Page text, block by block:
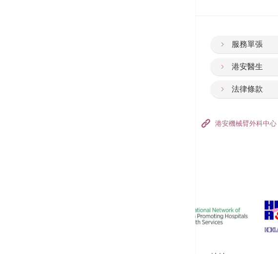
服務單張
港安醫生
法律條款
港安機械臂外科中心